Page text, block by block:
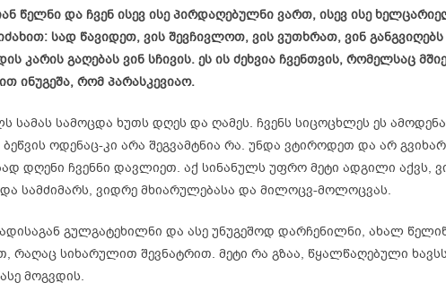
წელნი და ჩვენ ისევ ისე პირდაღებულნი ვართ, ისევ ისე
სად წავიდეთ, ვის შევჩივლოთ, ვის ვუთხრათ, ვინ
კარის გაღებას ვინ სჩივის. ეს ის ძეხვია ჩვენთვის, რომელსაც
ინუგეშა, რომ პარასკევიაო.
სამას სამოცდა ხუთს დღეს და ღამეს. ჩვენს სიცოცხლეს ეს ამოდენა
ოდენაც-კი არა შეგვამტნია რა. უნდა ვტიროდეთ და არ
დღენი ჩვენნი დავლიეთ. აქ სინანულს უფრო მეტი ადგილი აქვს,
სამძიმარს, ვიდრე მხიარულებასა და მილოცვ-მოლოცვას.
გულგატეხილნი და ასე უნუგეშოდ დარჩენილნი, ახალ
რაღაც სიხარულით შევნატრით. მეტი რა გზაა, წყალწაღებული
მოგვდის.